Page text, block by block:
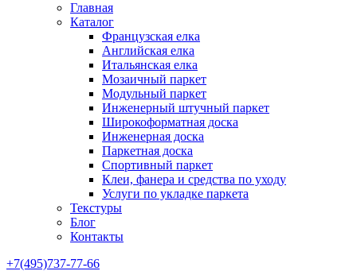
Главная
Каталог
Французская елка
Английская елка
Итальянская елка
Мозаичный паркет
Модульный паркет
Инженерный штучный паркет
Широкоформатная доска
Инженерная доска
Паркетная доска
Спортивный паркет
Клеи, фанера и средства по уходу
Услуги по укладке паркета
Текстуры
Блог
Контакты
+7(495)737-77-66